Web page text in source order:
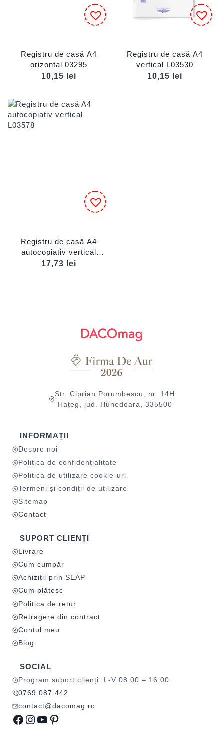
Registru de casă A4
orizontal 03295
10,15
lei
Registru de casă A4
vertical L03530
10,15
lei
Registru de casă A4
autocopiativ vertical
L03578
17,73 lei
Str. Ciprian Porumbescu, nr. 14H
Hațeg, jud. Hunedoara, 335500
INFORMAȚII
Despre noi
Politica de confidențialitate
Politica de utilizare cookie-uri
Termeni și condiții de utilizare
Sitemap
Contact
SUPORT CLIENȚI
Livrare
Cum cumpăr
Achiziții prin SEAP
Cum plătesc
Politica de retur
Retragere din contract
Contul meu
Blog
SOCIAL
Program suport clienți: L-V 08:00 – 16:00
0769 087 442
contact@dacomag.ro
Facebook
Instagram
YouTube
Pinterest